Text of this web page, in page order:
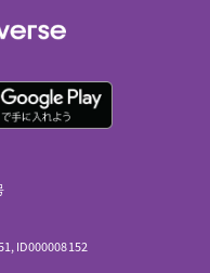
ID000008152